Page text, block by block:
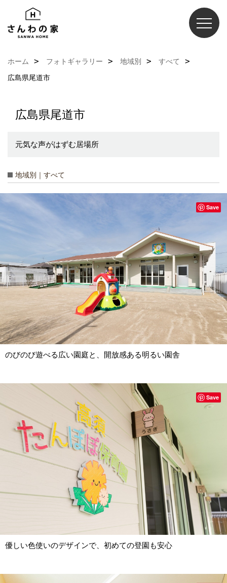
ホーム フォトギャラリー 地域別
すべて
広島県尾道市
広島県尾道市
元気な声がはずむ居場所
地域別｜すべて
のびのび遊べる広い園庭と、開放感ある明るい園舎
Save
優しい色使いのデザインで、初めての登園も安心
Save